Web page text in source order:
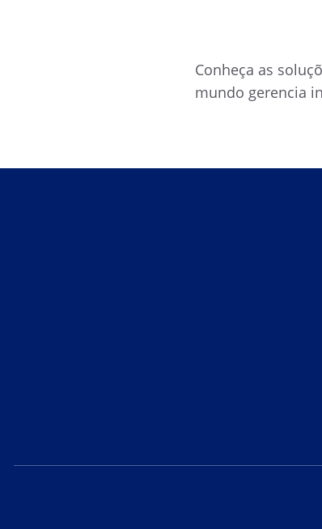
Conheça as
mundo gerencia